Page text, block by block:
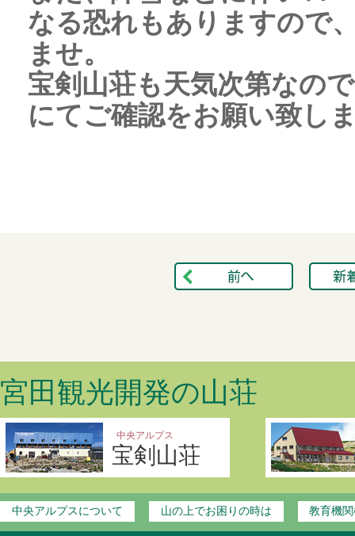
なる恐れもありますので
ませ。
宝剣山荘も天気次第なの
にてご確認をお願い致し
宮田観光開発の山荘
中央アルプス
宝剣山荘
中央アルプスについて 山の上でお困りの時は 教育機